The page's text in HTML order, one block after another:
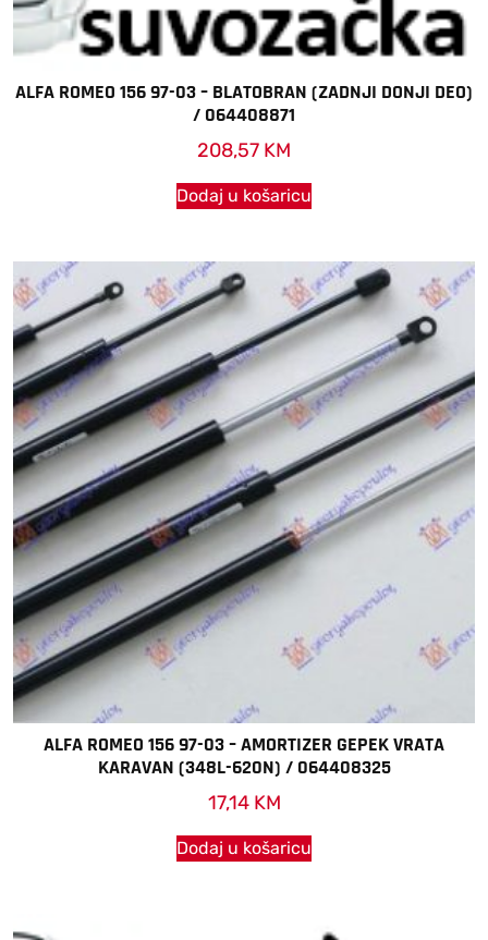
ALFA ROMEO 156 97-03 – BLATOBRAN (ZADNJI DONJI DEO)
/ 064408871
208,57 KM
Dodaj u košaricu
ALFA ROMEO 156 97-03 – AMORTIZER GEPEK VRATA
KARAVAN (348L-620N) / 064408325
17,14 KM
Dodaj u košaricu